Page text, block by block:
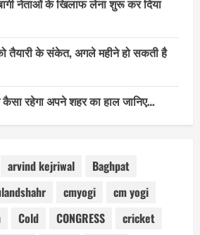
नेताओं के खिलाफ लेना शुरू कर दिया
को तैयारी के संकेत, अगले महीने हो सकती है
रहेगा अपने शहर का हाल जानिए…
arvind kejriwal
Baghpat
cmyogi
cm yogi
Cold CONGRESS
cricket